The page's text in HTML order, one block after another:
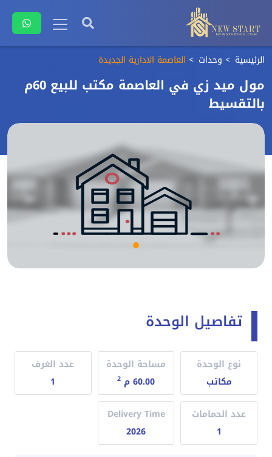
الرئيسية وحدات العاصمة الادارية الجديدة
مول ميد زي في العاصمة مكتب للبيع 60م
بالتقسيط
تفاصيل الوحدة
نوع الوحدة
مكاتب
مساحة الوحدة
60.00 م
2
عدد الغرف
1
عدد الحمامات
1
Delivery Time
2026